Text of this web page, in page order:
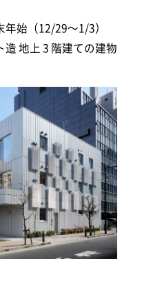
始（12/29～1/3）
地上 3 階建ての建物